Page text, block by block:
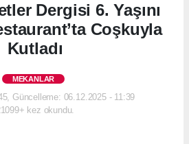
Dergisi 6. Yaşını
Coşkuyla
Kutladı
MEKANLAR
Güncelleme: 06.12.2025 - 11:39
kez okundu.